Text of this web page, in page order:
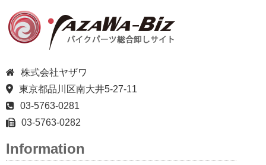
株式会社ヤザワ
東京都品川区南大井5-27-11
03-5763-0281
03-5763-0282
Information